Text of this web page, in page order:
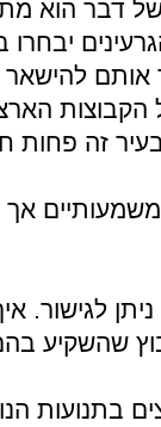
של דבר הוא
יבחרו
אותם
זה פחות
משמעותיים
לגישור.
שהשקיע
בתנועות